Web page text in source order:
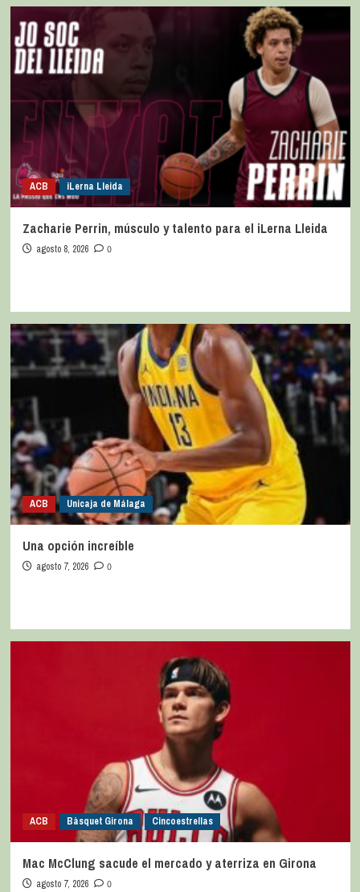
ACB iLerna Lleida
Zacharie Perrin, músculo y talento para el iLerna Lleida
agosto 8, 2026 0
ACB Unicaja de Málaga
Una opción increíble
agosto 7, 2026 0
ACB Bàsquet Girona Cincoestrellas
Mac McClung sacude el mercado y aterriza en Girona
agosto 7, 2026 0